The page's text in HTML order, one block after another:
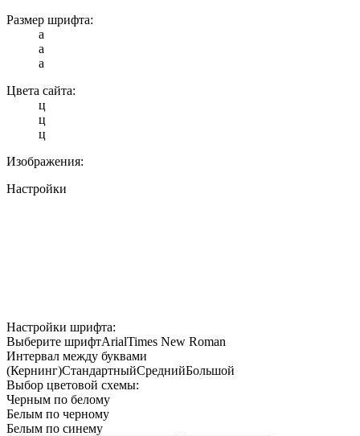
Размер шрифта:
a
a
a
Цвета сайта:
ц
ц
ц
Изображения:
Настройки
Настройки шрифта:
Выберите шрифтArialTimes New Roman
Интервал между буквами
(Кернинг)СтандартныйСреднийБольшой
Выбор цветовой схемы:
Черным по белому
Белым по черному
Белым по синему